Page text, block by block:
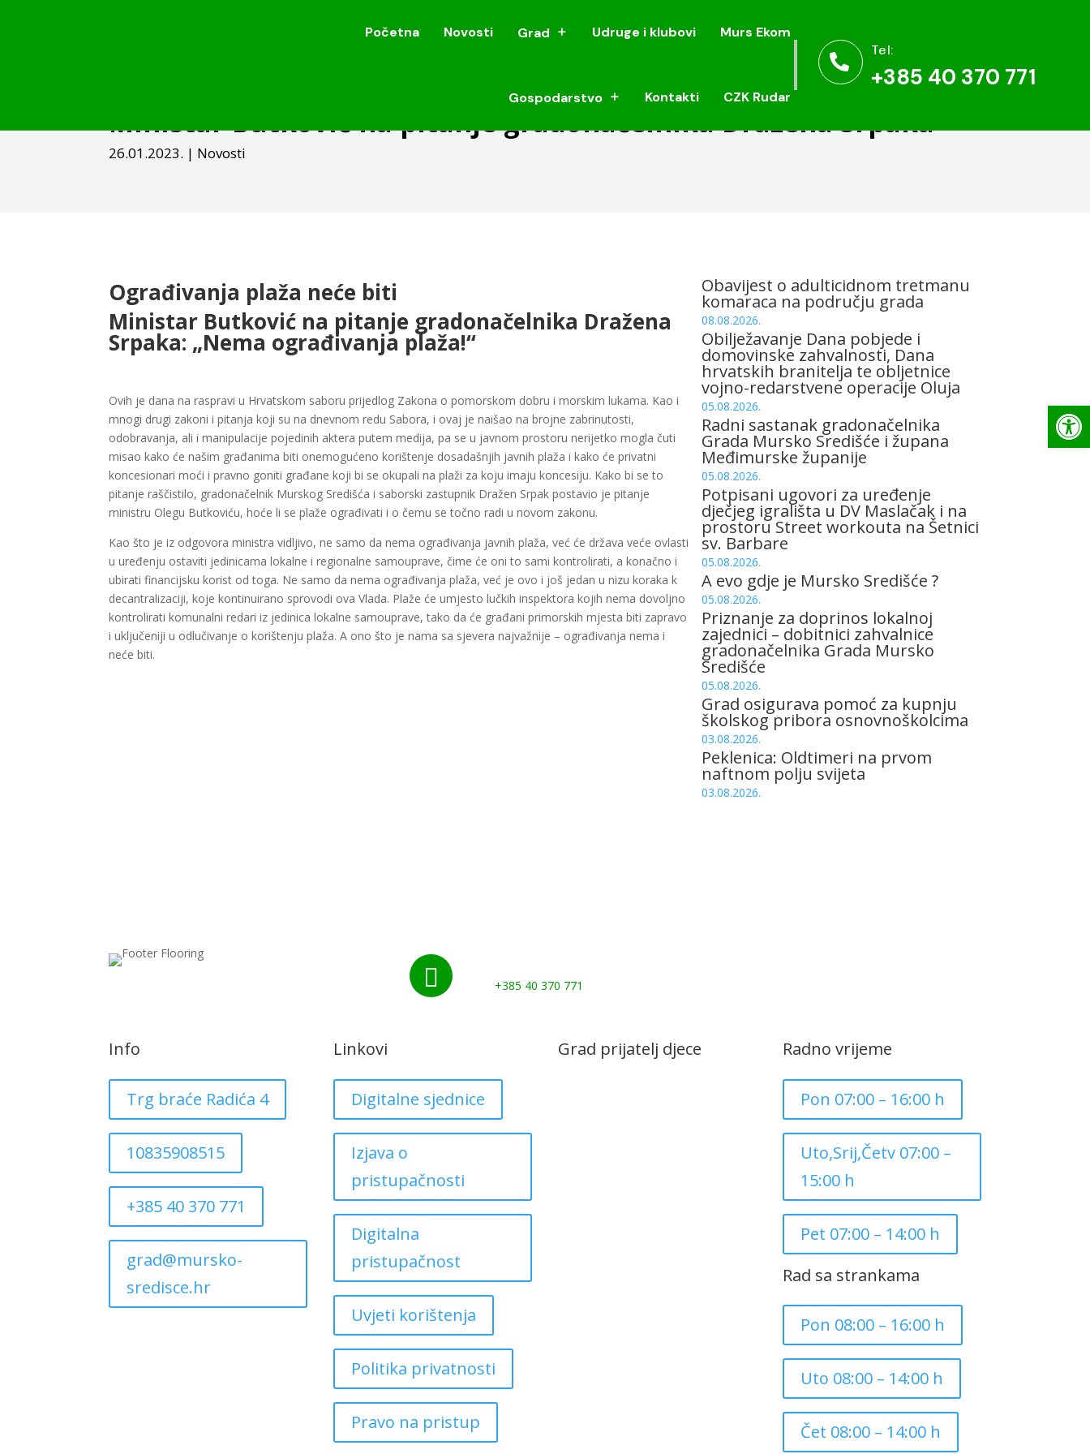
Početna Novosti Grad Udruge i klubovi Murs Ekom
Gospodarstvo Kontakti CZK Rudar

Tel:
+385 40 370 771
Početna Novosti Grad Udruge i klubovi Murs Ekom
Gospodarstvo Kontakti CZK Rudar

Tel:
+385 40 370 771
Ministar Butković na pitanje gradonačelnika Dražena Srpaka
26.01.2023. | Novosti
Ograđivanja plaža neće biti
Ministar Butković na pitanje gradonačelnika Dražena
Srpaka: „Nema ograđivanja plaža!“
Ovih je dana na raspravi u Hrvatskom saboru prijedlog Zakona o pomorskom dobru i morskim lukama. Kao i
mnogi drugi zakoni i pitanja koji su na dnevnom redu Sabora, i ovaj je naišao na brojne zabrinutosti,
odobravanja, ali i manipulacije pojedinih aktera putem medija, pa se u javnom prostoru nerijetko mogla čuti
misao kako će našim građanima biti onemogućeno korištenje dosadašnjih javnih plaža i kako će privatni
koncesionari moći i pravno goniti građane koji bi se okupali na plaži za koju imaju koncesiju. Kako bi se to
pitanje raščistilo, gradonačelnik Murskog Središća i saborski zastupnik Dražen Srpak postavio je pitanje
ministru Olegu Butkoviću, hoće li se plaže ograđivati i o čemu se točno radi u novom zakonu.
Kao što je iz odgovora ministra vidljivo, ne samo da nema ograđivanja javnih plaža, već će država veće ovlasti
u uređenju ostaviti jedinicama lokalne i regionalne samouprave, čime će oni to sami kontrolirati, a konačno i
ubirati financijsku korist od toga. Ne samo da nema ograđivanja plaža, već je ovo i još jedan u nizu koraka k
decantralizaciji, koje kontinuirano sprovodi ova Vlada. Plaže će umjesto lučkih inspektora kojih nema dovoljno
kontrolirati komunalni redari iz jedinica lokalne samouprave, tako da će građani primorskih mjesta biti zapravo
i uključeniji u odlučivanje o korištenju plaža. A ono što je nama sa sjevera najvažnije – ograđivanja nema i
neće biti.
Obavijest o adulticidnom tretmanu
komaraca na području grada
08.08.2026.
Obilježavanje Dana pobjede i
domovinske zahvalnosti, Dana
hrvatskih branitelja te obljetnice
vojno-redarstvene operacije Oluja
05.08.2026.
Radni sastanak gradonačelnika
Grada Mursko Središće i župana
Međimurske županije
05.08.2026.
Potpisani ugovori za uređenje
dječjeg igrališta u DV Maslačak i na
prostoru Street workouta na Šetnici
sv. Barbare
05.08.2026.
A evo gdje je Mursko Središće ?
05.08.2026.
Priznanje za doprinos lokalnoj
zajednici – dobitnici zahvalnice
gradonačelnika Grada Mursko
Središće
05.08.2026.
Grad osigurava pomoć za kupnju
školskog pribora osnovnoškolcima
03.08.2026.
Peklenica: Oldtimeri na prvom
naftnom polju svijeta
03.08.2026.
 +385 40 370 771
Info
Trg braće Radića 4
10835908515
+385 40 370 771
grad@mursko-
sredisce.hr
Linkovi
Digitalne sjednice
Izjava o
pristupačnosti
Digitalna
pristupačnost
Uvjeti korištenja
Politika privatnosti
Pravo na pristup
Grad prijatelj djece Radno vrijeme
Pon 07:00 – 16:00 h
Uto,Srij,Četv 07:00 –
15:00 h
Pet 07:00 – 14:00 h
Rad sa strankama
Pon 08:00 – 16:00 h
Uto 08:00 – 14:00 h
Čet 08:00 – 14:00 h